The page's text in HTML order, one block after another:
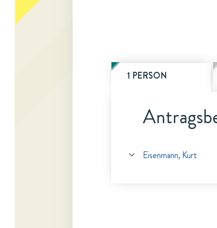
1 PERSON
Eisenmann, Kurt